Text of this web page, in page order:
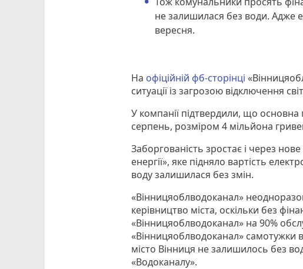
не залишилася без води. Адже
вересня.
На офіційній фб-сторінці
ситуації із загрозою відключення
У компанії підтвердили, що
серпень, розміром 4 мільйона
Заборгованість зростає і через
енергії», яке підняло вартість
воду залишилася без змін.
«Вінницяоблводоканал»
керівництво міста, оскільки без
«Вінницяоблводоканал» на 90%
«Вінницяоблводоканал» самотужки
місто Вінниця не залишилось без
«Водоканалу».